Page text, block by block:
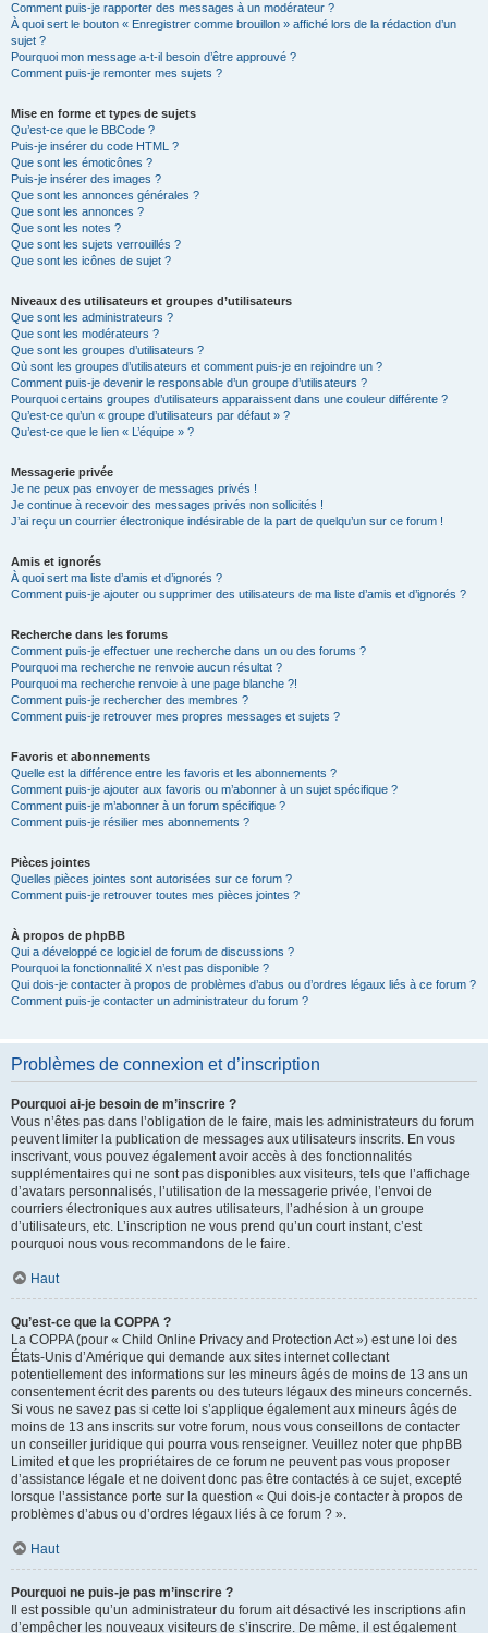
Comment puis-je rapporter des messages à un modérateur ?
À quoi sert le bouton « Enregistrer comme brouillon » affiché lors de la rédaction d’un
sujet ?
Pourquoi mon message a-t-il besoin d’être approuvé ?
Comment puis-je remonter mes sujets ?
Mise en forme et types de sujets
Qu’est-ce que le BBCode ?
Puis-je insérer du code HTML ?
Que sont les émoticônes ?
Puis-je insérer des images ?
Que sont les annonces générales ?
Que sont les annonces ?
Que sont les notes ?
Que sont les sujets verrouillés ?
Que sont les icônes de sujet ?
Niveaux des utilisateurs et groupes d’utilisateurs
Que sont les administrateurs ?
Que sont les modérateurs ?
Que sont les groupes d’utilisateurs ?
Où sont les groupes d’utilisateurs et comment puis-je en rejoindre un ?
Comment puis-je devenir le responsable d’un groupe d’utilisateurs ?
Pourquoi certains groupes d’utilisateurs apparaissent dans une couleur différente ?
Qu’est-ce qu’un « groupe d’utilisateurs par défaut » ?
Qu’est-ce que le lien « L’équipe » ?
Messagerie privée
Je ne peux pas envoyer de messages privés !
Je continue à recevoir des messages privés non sollicités !
J’ai reçu un courrier électronique indésirable de la part de quelqu’un sur ce forum !
Amis et ignorés
À quoi sert ma liste d’amis et d’ignorés ?
Comment puis-je ajouter ou supprimer des utilisateurs de ma liste d’amis et d’ignorés ?
Recherche dans les forums
Comment puis-je effectuer une recherche dans un ou des forums ?
Pourquoi ma recherche ne renvoie aucun résultat ?
Pourquoi ma recherche renvoie à une page blanche ?!
Comment puis-je rechercher des membres ?
Comment puis-je retrouver mes propres messages et sujets ?
Favoris et abonnements
Quelle est la différence entre les favoris et les abonnements ?
Comment puis-je ajouter aux favoris ou m’abonner à un sujet spécifique ?
Comment puis-je m’abonner à un forum spécifique ?
Comment puis-je résilier mes abonnements ?
Pièces jointes
Quelles pièces jointes sont autorisées sur ce forum ?
Comment puis-je retrouver toutes mes pièces jointes ?
À propos de phpBB
Qui a développé ce logiciel de forum de discussions ?
Pourquoi la fonctionnalité X n’est pas disponible ?
Qui dois-je contacter à propos de problèmes d’abus ou d’ordres légaux liés à ce forum ?
Comment puis-je contacter un administrateur du forum ?
Problèmes de connexion et d’inscription
Pourquoi ai-je besoin de m’inscrire ?
Vous n’êtes pas dans l’obligation de le faire, mais les administrateurs du forum
peuvent limiter la publication de messages aux utilisateurs inscrits. En vous
inscrivant, vous pouvez également avoir accès à des fonctionnalités
supplémentaires qui ne sont pas disponibles aux visiteurs, tels que l’affichage
d’avatars personnalisés, l’utilisation de la messagerie privée, l’envoi de
courriers électroniques aux autres utilisateurs, l’adhésion à un groupe
d’utilisateurs, etc. L’inscription ne vous prend qu’un court instant, c’est
pourquoi nous vous recommandons de le faire.
Haut
Qu’est-ce que la COPPA ?
La COPPA (pour « Child Online Privacy and Protection Act ») est une loi des
États-Unis d’Amérique qui demande aux sites internet collectant
potentiellement des informations sur les mineurs âgés de moins de 13 ans un
consentement écrit des parents ou des tuteurs légaux des mineurs concernés.
Si vous ne savez pas si cette loi s’applique également aux mineurs âgés de
moins de 13 ans inscrits sur votre forum, nous vous conseillons de contacter
un conseiller juridique qui pourra vous renseigner. Veuillez noter que phpBB
Limited et que les propriétaires de ce forum ne peuvent pas vous proposer
d’assistance légale et ne doivent donc pas être contactés à ce sujet, excepté
lorsque l’assistance porte sur la question « Qui dois-je contacter à propos de
problèmes d’abus ou d’ordres légaux liés à ce forum ? ».
Haut
Pourquoi ne puis-je pas m’inscrire ?
Il est possible qu’un administrateur du forum ait désactivé les inscriptions afin
d’empêcher les nouveaux visiteurs de s’inscrire. De même, il est également